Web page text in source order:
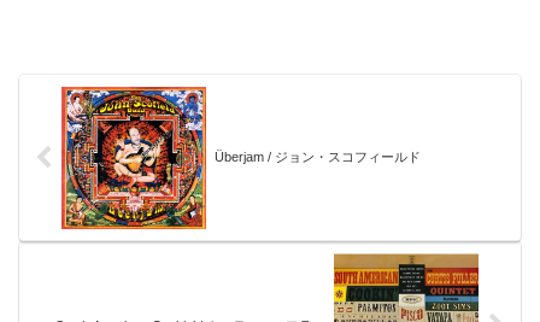
Überjam / ジョン・スコフィールド